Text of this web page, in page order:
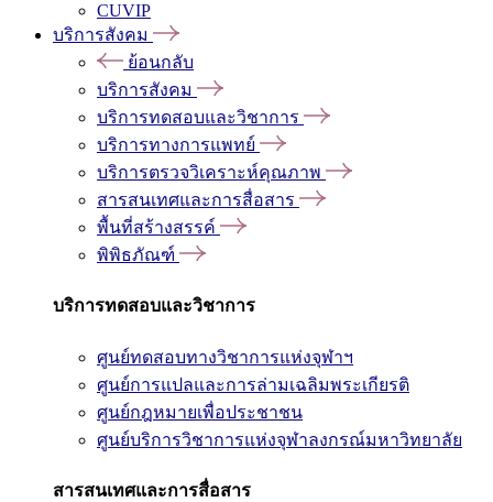
CUVIP
บริการสังคม
ย้อนกลับ
บริการสังคม
บริการทดสอบและวิชาการ
บริการทางการแพทย์
บริการตรวจวิเคราะห์คุณภาพ
สารสนเทศและการสื่อสาร
พื้นที่สร้างสรรค์
พิพิธภัณฑ์
บริการทดสอบและวิชาการ
ศูนย์ทดสอบทางวิชาการแห่งจุฬาฯ
ศูนย์การแปลและการล่ามเฉลิมพระเกียรติ
ศูนย์กฎหมายเพื่อประชาชน
ศูนย์บริการวิชาการแห่งจุฬาลงกรณ์มหาวิทยาลัย
สารสนเทศและการสื่อสาร